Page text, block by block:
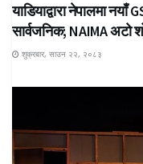
याडियाद्वारा नेपालमा
सार्वजनिक; NAIMA अटो
शुक्रबार, साउन २२, २०८३